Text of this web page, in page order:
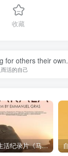
收藏
for others their own.
活的自己
社会生活纪录片《马加拉 Makala》下载